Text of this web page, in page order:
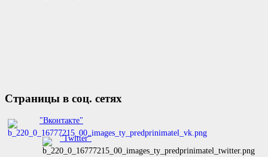
Страницы в соц. сетях
"Вконтакте"
"Twitter"